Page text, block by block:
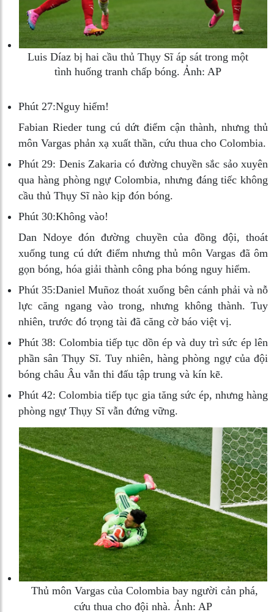
Luis Díaz bị hai cầu thủ Thụy Sĩ áp sát trong một
tình huống tranh chấp bóng. Ảnh: AP
Phút 27:Nguy hiểm!
Fabian Rieder tung cú dứt điểm cận thành, nhưng thủ
môn Vargas phản xạ xuất thần, cứu thua cho Colombia.
Phút 29: Denis Zakaria có đường chuyền sắc sảo xuyên
qua hàng phòng ngự Colombia, nhưng đáng tiếc không
cầu thủ Thụy Sĩ nào kịp đón bóng.
Phút 30:Không vào!
Dan Ndoye đón đường chuyền của đồng đội, thoát
xuống tung cú dứt điểm nhưng thủ môn Vargas đã ôm
gọn bóng, hóa giải thành công pha bóng nguy hiểm.
Phút 35:Daniel Muñoz thoát xuống bên cánh phải và nỗ
lực căng ngang vào trong, nhưng không thành. Tuy
nhiên, trước đó trọng tài đã căng cờ báo việt vị.
Phút 38: Colombia tiếp tục dồn ép và duy trì sức ép lên
phần sân Thụy Sĩ. Tuy nhiên, hàng phòng ngự của đội
bóng châu Âu vẫn thi đấu tập trung và kín kẽ.
Phút 42: Colombia tiếp tục gia tăng sức ép, nhưng hàng
phòng ngự Thụy Sĩ vẫn đứng vững.
Thủ môn Vargas của Colombia bay người cản phá,
cứu thua cho đội nhà. Ảnh: AP